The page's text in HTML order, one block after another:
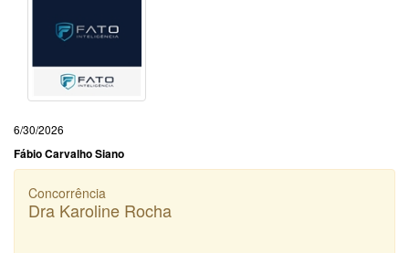
6/30/2026
Fábio Carvalho Siano
Concorrência
Dra Karoline Rocha